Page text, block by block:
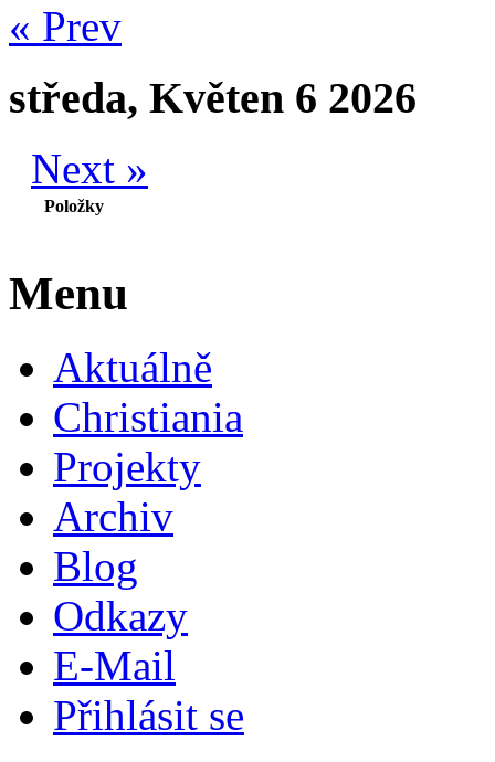
« Prev
středa, Květen 6 2026
Next »
Položky
Menu
Aktuálně
Christiania
Projekty
Archiv
Blog
Odkazy
E-Mail
Přihlásit se